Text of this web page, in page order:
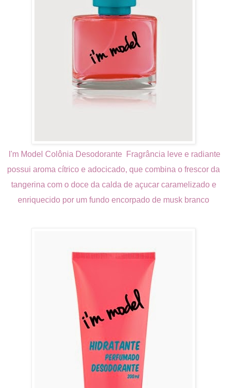
I'm Model Colônia Desodorante
Fragrância leve e radiante
possui aroma cítrico e adocicado, que combina o frescor da
tangerina com o doce da calda de açucar caramelizado e
enriquecido por um fundo encorpado de musk branco